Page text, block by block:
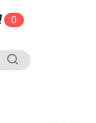
0